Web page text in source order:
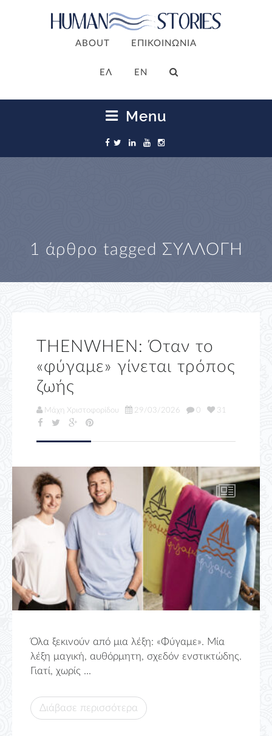
ABOUT ΕΠΙΚΟΙΝΩΝΙΑ
ΕΛ EN
Menu
1 άρθρο tagged ΣΥΛΛΟΓΗ
THENWHEN: Όταν το
«φύγαμε» γίνεται τρόπος
ζωής
Μάχη Χριστοφορίδου 29/03/2026 0 31
Όλα ξεκινούν από μια λέξη: «Φύγαμε». Μία
λέξη μαγική, αυθόρμητη, σχεδόν ενστικτώδης.
Γιατί, χωρίς ...
Διάβασε περισσότερα